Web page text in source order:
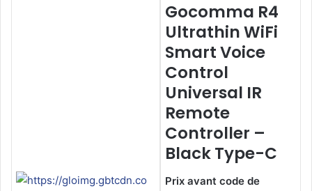
Gocomma R4
Ultrathin WiFi
Smart Voice
Control
Universal IR
Remote
Controller –
Black Type-C
Prix avant code de